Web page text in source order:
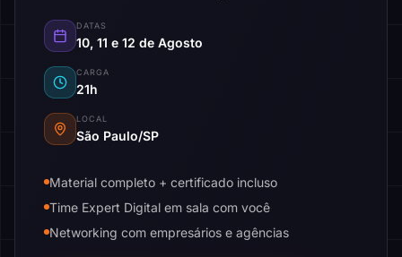
DATAS
10, 11 e 12 de Agosto
CARGA
21h
LOCAL
São Paulo/SP
Material completo + certificado incluso
Time Expert Digital em sala com você
Networking com empresários e agências